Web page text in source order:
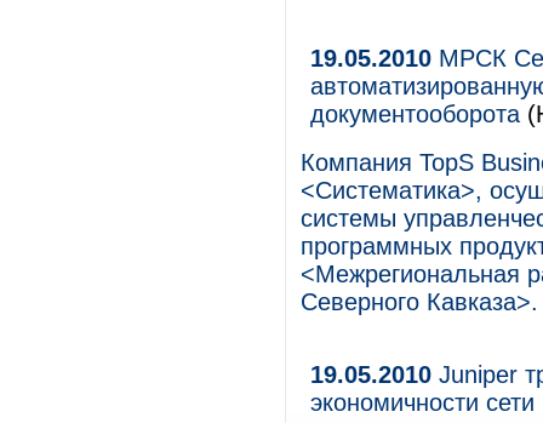
19.05.2010 МРСК
документооборота
Компания TopS
<Систематика>,
системы
программных
<Межрегиональная
Северного Кавказа>.
19.05.2010 Juniper
экономичности сети